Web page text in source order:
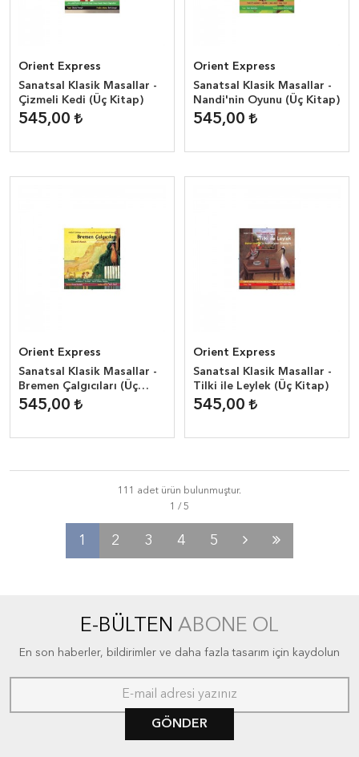
Orient Express
Sanatsal Klasik Masallar -
Çizmeli Kedi (Üç Kitap)
545,00
Orient Express
Sanatsal Klasik Masallar -
Nandi'nin Oyunu (Üç Kitap)
545,00
Orient Express
Sanatsal Klasik Masallar -
Bremen Çalgıcıları (Üç
Kitap)
545,00
Orient Express
Sanatsal Klasik Masallar -
Tilki ile Leylek (Üç Kitap)
545,00
111 adet ürün bulunmuştur.
1 2 3 4 5
E-BÜLTEN ABONE OL
En son haberler, bildirimler ve daha fazla tasarım için kaydolun
GÖNDER